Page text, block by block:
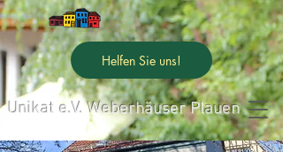
Unikat e.V. Weberhäuser Plauen
Helfen Sie uns!